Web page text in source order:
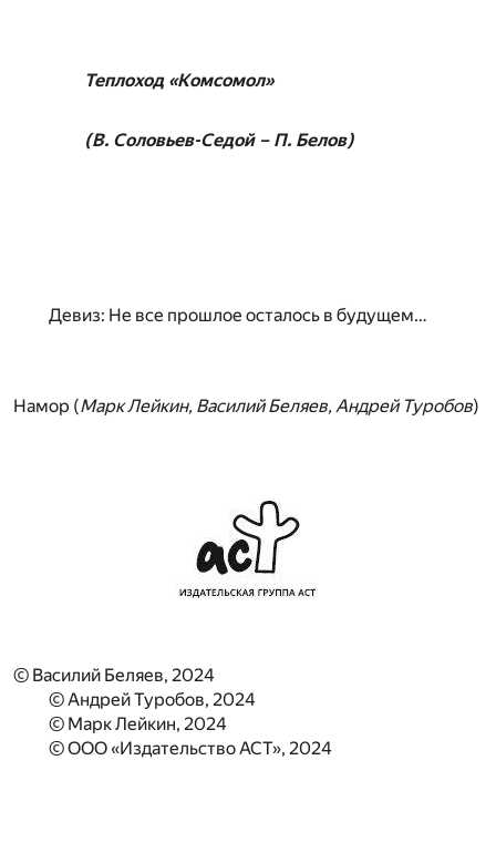
Теплоход «Комсомол»
(В. Соловьев-Седой – П. Белов)
Девиз: Не все прошлое осталось в будущем…
Намор (Марк Лейкин, Василий Беляев, Андрей Туробов)
© Василий Беляев, 2024
© Андрей Туробов, 2024
© Марк Лейкин, 2024
© ООО «Издательство АСТ», 2024